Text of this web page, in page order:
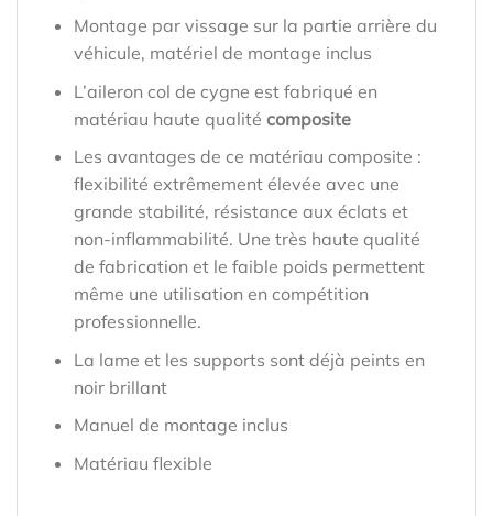
Montage par vissage sur la partie arrière du
véhicule, matériel de montage inclus
L’aileron col de cygne est fabriqué en
matériau haute qualité composite
Les avantages de ce matériau composite :
flexibilité extrêmement élevée avec une
grande stabilité, résistance aux éclats et
non-inflammabilité. Une très haute qualité
de fabrication et le faible poids permettent
même une utilisation en compétition
professionnelle.
La lame et les supports sont déjà peints en
noir brillant
Manuel de montage inclus
Matériau flexible